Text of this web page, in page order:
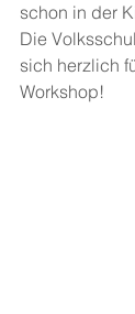
schon in der
Die
sich herzlich
Workshop!